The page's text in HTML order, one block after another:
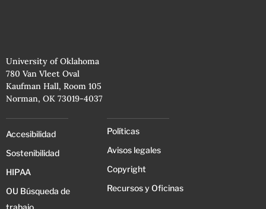
University of Oklahoma
780 Van Vleet Oval
Kaufman Hall, Room 105
Norman, OK 73019-4037
Accesibilidad
Sostenibilidad
HIPAA
OU Búsqueda de
Políticas
Avisos legales
Copyright
Recursos y Oficinas